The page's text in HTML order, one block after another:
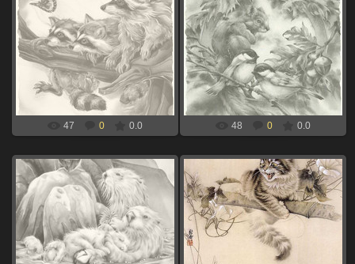
06.09.2024
еноты для выжигания по дереву
xBOINGx
47 0 0.0
06.09.2024
белочка и птицы для выжигания по
дереву
xBOINGx
48 0 0.0
06.09.2024
нутрии для выжигания по дереву
xBOINGx
06.09.2024
кот на дереве для выжигания по
дереву
xBOINGx